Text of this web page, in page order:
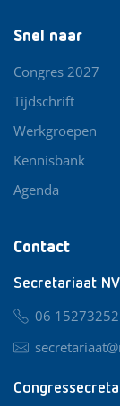
Contact
Secretariaat
06 15273252
Snel naar
Congres 2027
Tijdschrift
Werkgroepen
Kennisbank
Agenda